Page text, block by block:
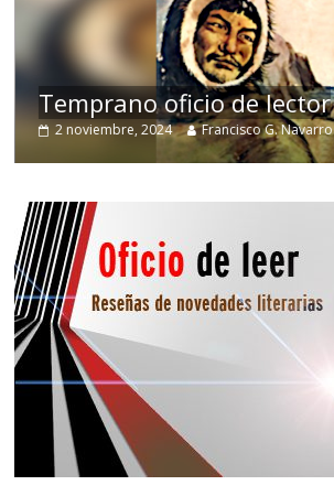
Temprano oficio de lector
2 noviembre, 2024 Francisco G. Navarro